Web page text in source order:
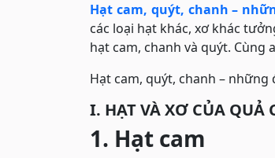
Hạt cam, quýt, chanh –
các loại hạt khác, xơ khác
hạt cam, chanh và quýt. Cùng
Hạt cam, quýt, chanh – những
I. HẠT VÀ XƠ CỦA QUẢ
1. Hạt cam